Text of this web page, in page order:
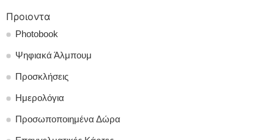
Προιοντα
Photobook
Ψηφιακά Άλμπουμ
Προσκλήσεις
Ημερολόγια
Προσωποποιημένα Δώρα